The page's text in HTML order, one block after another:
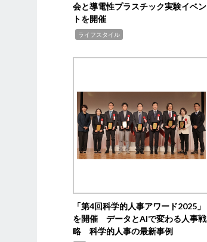
会と導電性プラスチック実験イベン
トを開催
ライフスタイル
「第4回科学的人事アワード2025」
を開催 データとAIで変わる人事戦
略 科学的人事の最新事例